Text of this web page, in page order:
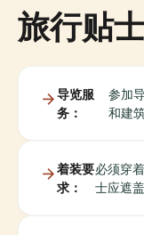
旅行贴
导览服
务：
参加
和建筑
着装要
求：
必须穿
士应遮